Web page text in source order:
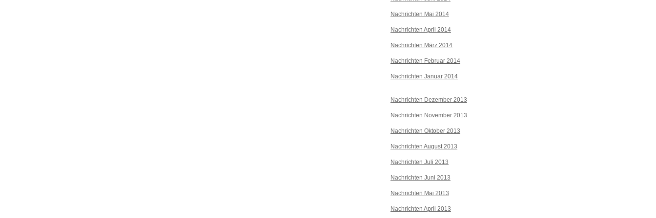
Nachrichten Mai 2014
Nachrichten April 2014
Nachrichten März 2014
Nachrichten Februar 2014
Nachrichten Januar 2014
Nachrichten Dezember 2013
Nachrichten November 2013
Nachrichten Oktober 2013
Nachrichten August 2013
Nachrichten Juli 2013
Nachrichten Juni 2013
Nachrichten Mai 2013
Nachrichten April 2013